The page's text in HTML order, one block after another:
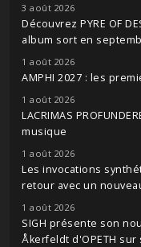
3 août 2026
Découvrez PYRE OF
album sort en
1 août 2026
AMPHI 2027 : les
1 août 2026
LACRIMAS
musique
1 août 2026
Les invocations
retour avec un
1 août 2026
SIGH présente son
Åkerfeldt d'OPETH